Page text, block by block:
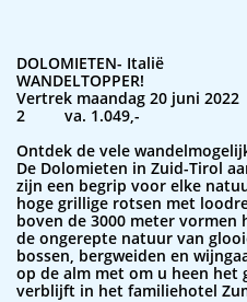
DOLOMIETEN- Italië
WANDELTOPPER!
Vertrek maandag 20 juni
2 va. 1.049,-
Ontdek de vele
De Dolomieten in Zuid-Tirol
zijn een begrip voor elke
hoge grillige rotsen met
boven de 3000 meter
de ongerepte natuur van
bossen, bergweiden en
op de alm met om u heen het
verblijft in het familiehotel